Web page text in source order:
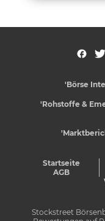
'Börse
'Rohstoffe &
Startseite
AGB
Stockstreet